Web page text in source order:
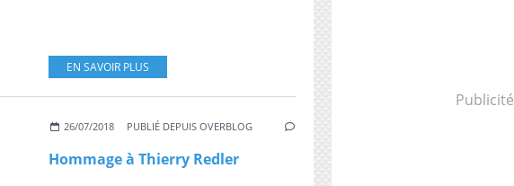
EN SAVOIR PLUS
26/07/2018 PUBLIÉ DEPUIS OVERBLOG
Hommage à Thierry Redler
Publicité